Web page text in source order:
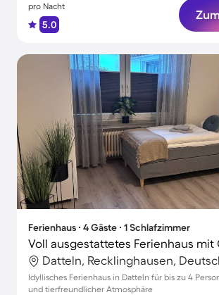
pro Nacht
5.0
Ferienhaus ∙ 4 Gäste ∙ 1 Schlafzimmer
Datteln, Recklinghausen,
Idyllisches Ferienhaus in Datteln für bis zu 4
und tierfreundlicher Atmosphäre